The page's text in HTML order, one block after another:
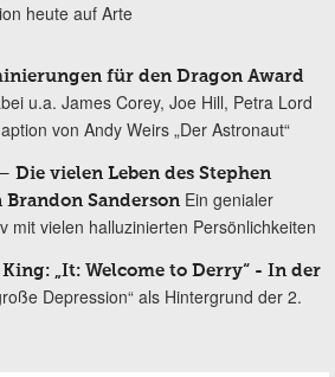
heute auf Arte
für den Dragon Award
u.a. James Corey, Joe Hill, Petra Lord
von Andy Weirs „Der Astronaut“
Die vielen Leben des Stephen
Brandon Sanderson Ein genialer
mit vielen halluzinierten Persönlichkeiten
„It: Welcome to Derry“ - In der
Depression“ als Hintergrund der 2.